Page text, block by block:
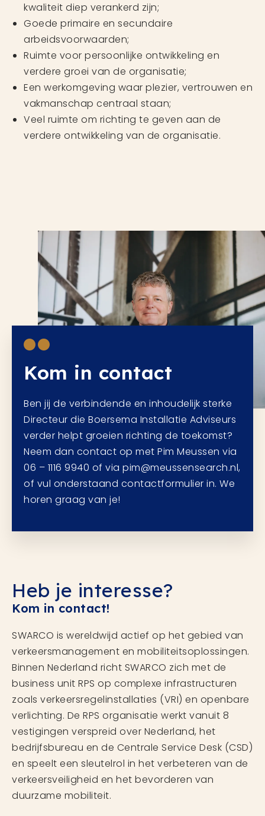
kwaliteit diep verankerd zijn;
Goede primaire en secundaire
arbeidsvoorwaarden;
Ruimte voor persoonlijke ontwikkeling en
verdere groei van de organisatie;
Een werkomgeving waar plezier, vertrouwen en
vakmanschap centraal staan;
Veel ruimte om richting te geven aan de
verdere ontwikkeling van de organisatie.
Kom in contact
Ben jij de verbindende en inhoudelijk sterke
Directeur die Boersema Installatie Adviseurs
verder helpt groeien richting de toekomst?
Neem dan contact op met Pim Meussen via
06 – 1116 9940 of via pim@meussensearch.nl,
of vul onderstaand contactformulier in. We
horen graag van je!
Heb je interesse?
Kom in contact!
SWARCO is wereldwijd actief op het gebied van
verkeersmanagement en mobiliteitsoplossingen.
Binnen Nederland richt SWARCO zich met de
business unit RPS op complexe infrastructuren
zoals verkeersregelinstallaties (VRI) en openbare
verlichting. De RPS organisatie werkt vanuit 8
vestigingen verspreid over Nederland, het
bedrijfsbureau en de Centrale Service Desk (CSD)
en speelt een sleutelrol in het verbeteren van de
verkeersveiligheid en het bevorderen van
duurzame mobiliteit.